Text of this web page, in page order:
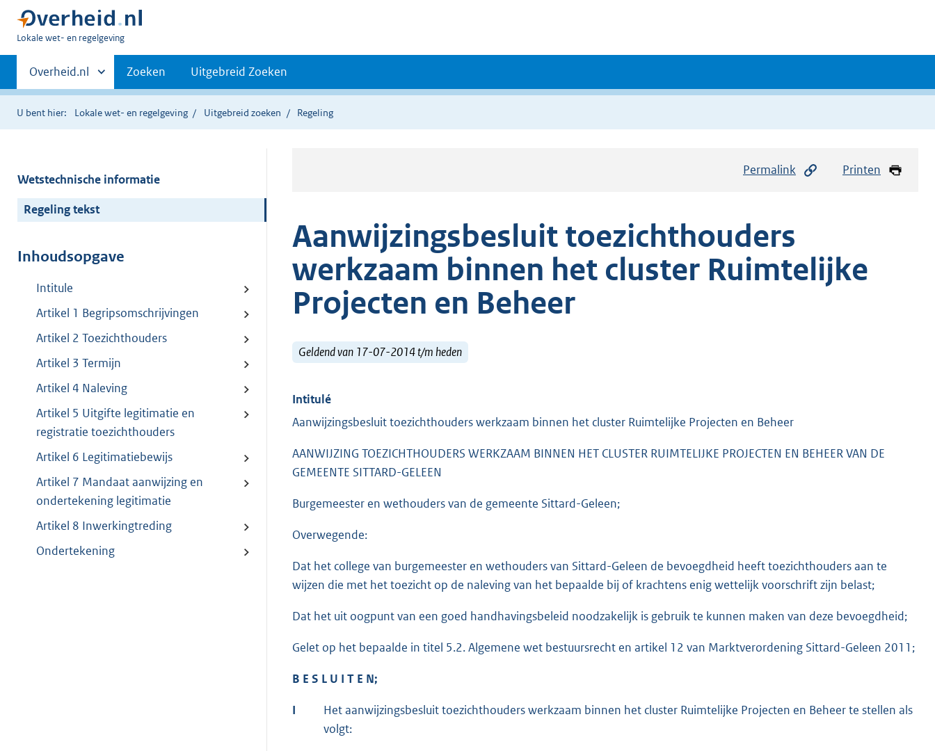
U
hier:
Lokale wet- en regelgeving
Primaire
navigatie
Andere
sites
binnen
Overheid.nl Zoeken Uitgebreid Zoeken
U bent hier: Lokale wet- en regelgeving Uitgebreid zoeken Regeling
Wetstechnische informatie
Regeling tekst
Inhoudsopgave
Intitule
Artikel 1 Begripsomschrijvingen
Artikel 2 Toezichthouders
Artikel 3 Termijn
Artikel 4 Naleving
Artikel 5 Uitgifte legitimatie en
registratie toezichthouders
Artikel 6 Legitimatiebewijs
Artikel 7 Mandaat aanwijzing en
ondertekening legitimatie
Artikel 8 Inwerkingtreding
Ondertekening
Permalink Printen
Aanwijzingsbesluit toezichthouders
werkzaam binnen het cluster Ruimtelijke
Projecten en Beheer
Geldend van 17-07-2014 t/m heden
Intitulé
Aanwijzingsbesluit toezichthouders werkzaam binnen het cluster Ruimtelijke Projecten en Beheer
AANWIJZING TOEZICHTHOUDERS WERKZAAM BINNEN HET CLUSTER RUIMTELIJKE PROJECTEN EN BEHEER VAN DE
GEMEENTE SITTARD-GELEEN
Burgemeester en wethouders van de gemeente Sittard-Geleen;
Overwegende:
Dat het college van burgemeester en wethouders van Sittard-Geleen de bevoegdheid heeft toezichthouders aan te
wijzen die met het toezicht op de naleving van het bepaalde bij of krachtens enig wettelijk voorschrift zijn belast;
Dat het uit oogpunt van een goed handhavingsbeleid noodzakelijk is gebruik te kunnen maken van deze bevoegdheid;
Gelet op het bepaalde in titel 5.2. Algemene wet bestuursrecht en artikel 12 van Marktverordening Sittard-Geleen 2011;
B E S L U I T E N;
I
Het aanwijzingsbesluit toezichthouders werkzaam binnen het cluster Ruimtelijke Projecten en Beheer te stellen als
volgt: